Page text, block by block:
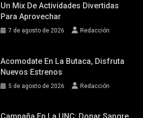
Un Mix De Actividades Divertidas
Para Aprovechar
7 de agosto de 2026 Redacción
Acomodate En La Butaca, Disfruta
Nuevos Estrenos
5 de agosto de 2026 Redacción